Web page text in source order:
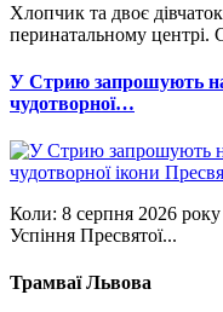
Хлопчик та двоє
перинатальному центрі.
У Стрию запрошують
чудотворної…
Коли: 8 серпня 2026
Успіння Пресвятої...
Трамваї Львова